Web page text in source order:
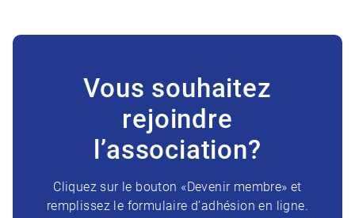
Vous souhaitez
rejoindre
l’association?
Cliquez sur le bouton «Devenir membre» et
remplissez le formulaire d’adhésion en ligne.